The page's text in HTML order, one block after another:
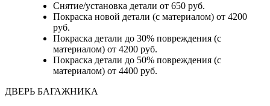
Снятие/установка детали от 650 руб.
Покраска новой детали (с материалом) от 4200
руб.
Покраска детали до 30% повреждения (с
материалом) от 4200 руб.
Покраска детали до 50% повреждения (с
материалом) от 4400 руб.
ДВЕРЬ БАГАЖНИКА